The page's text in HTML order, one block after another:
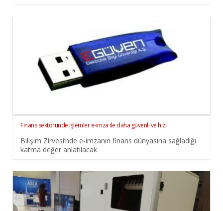
Finans sektöründe işlemler e-imza ile daha güvenli ve hızlı
Bilişim Zirvesi’nde e-imzanın finans dünyasına sağladığı
katma değer anlatılacak